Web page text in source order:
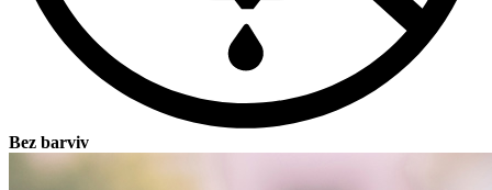
Bez barviv